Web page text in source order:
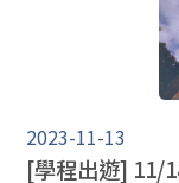
負責人或參與經營之合夥人
記日期於112年1
(非固定)一年進
座位」，提供36座位申請
多元化服務項目
2023-11-13
[學程出遊] 11/